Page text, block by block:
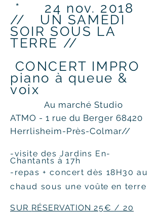
* 24 nov. 2018
// UN SAMEDI
SOIR SOUS LA
TERRE //
CONCERT IMPRO
piano à queue &
voix
Au marché Studio
ATMO - 1 rue du Berger 68420
Herrlisheim-Près-Colmar//
-visite des Jardins En-
Chantants à 17h
-repas + concert dès 18H30 au
chaud sous une voûte en terre
SUR RÉSERVATION 25€ / 20